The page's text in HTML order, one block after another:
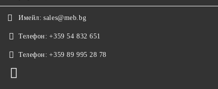
Имейл: sales@meb.bg
Телефон: +359 54 832 651
Телефон: +359 89 995 28 78